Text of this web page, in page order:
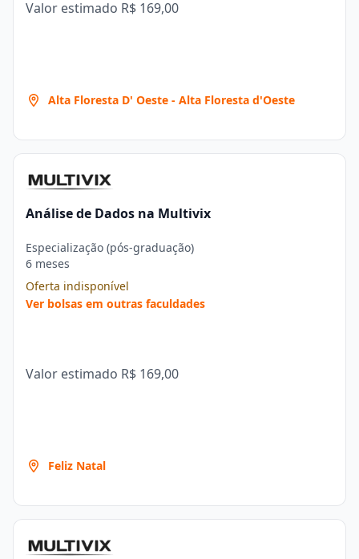
Valor estimado R$ 169,00
Alta Floresta D' Oeste - Alta Floresta d'Oeste
Análise de Dados na Multivix
Especialização (pós-graduação)
6 meses
Oferta indisponível
Ver bolsas em outras faculdades
Valor estimado R$ 169,00
Feliz Natal